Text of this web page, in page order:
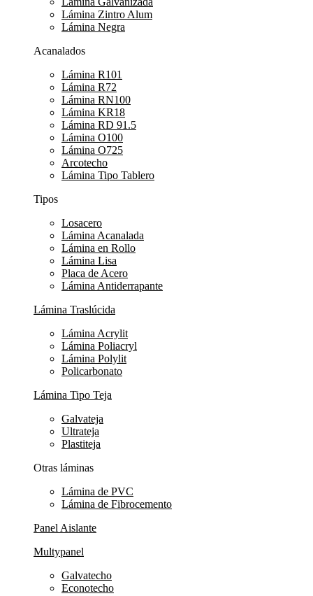
Lámina Zintro Alum
Lámina Negra
Acanalados
Lámina R101
Lámina R72
Lámina RN100
Lámina KR18
Lámina RD 91.5
Lámina O100
Lámina O725
Arcotecho
Lámina Tipo Tablero
Tipos
Losacero
Lámina Acanalada
Lámina en Rollo
Lámina Lisa
Placa de Acero
Lámina Antiderrapante
Lámina Traslúcida
Lámina Acrylit
Lámina Poliacryl
Lámina Polylit
Policarbonato
Lámina Tipo Teja
Galvateja
Ultrateja
Plastiteja
Otras láminas
Lámina de PVC
Lámina de Fibrocemento
Panel Aislante
Multypanel
Galvatecho
Econotecho